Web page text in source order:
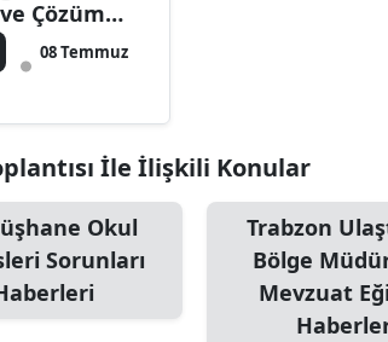
Diyarbakır
Edirne
Çözüm
Edildi
08 Temmuz
İle İlişkili Konular
Okul
Sorunları
Trabzon
Bölge
Mevzuat